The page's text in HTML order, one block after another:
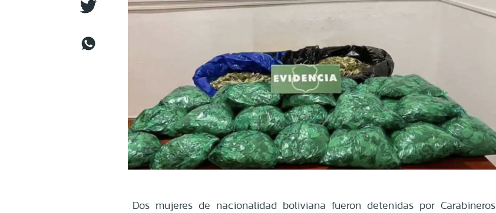
Dos mujeres de nacionalidad boliviana fueron detenidas por Carabineros